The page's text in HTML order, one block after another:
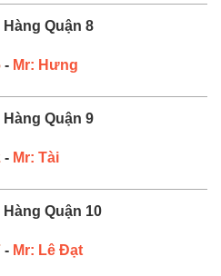
Quận 8
- Mr: Hưng
Quận 9
- Mr: Tài
Quận 10
- Mr: Lê Đạt